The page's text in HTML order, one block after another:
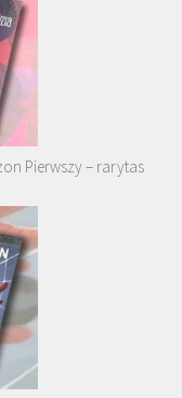
Pierwszy – rarytas